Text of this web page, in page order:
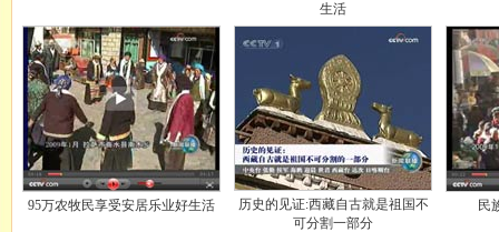
生活
95万农牧民享受安居乐业好生活
历史的见证:西藏自古就是祖国不
可分割一部分
民